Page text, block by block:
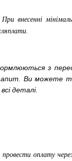
внесенні
з
Ви можете
деталі.
оплату